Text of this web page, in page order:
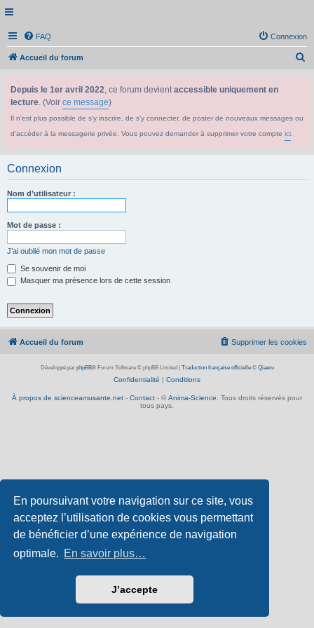
En poursuivant votre navigation sur ce site, vous
acceptez l’utilisation de cookies vous permettant
de bénéficier d’une expérience de navigation
optimale. En savoir plus…
J’accepte
FAQ Connexion
Accueil du forum
Depuis le 1er avril 2022, ce forum devientaccessible uniquement en
lecture. (Voir ce message)
Il n'est plus possible de s'y inscrire, de s'y connecter, de poster de nouveaux messages ou
d'accéder à la messagerie privée. Vous pouvez demander à supprimer votre compte ici
Connexion
Nom d’utilisateur :
Mot de passe :
J’ai oublié mon mot de passe
Se souvenir de moi
Masquer ma présence lors de cette session
Accueil du forum Supprimer les cookies
Développé par phpBB® Forum Software © phpBB Limited Traduction française officielle© Qiaeru
Confidentialité | Conditions
À propos de scienceamusante.net - Contact - © Anima-Science . Tous droits réservés pour
tous pays.